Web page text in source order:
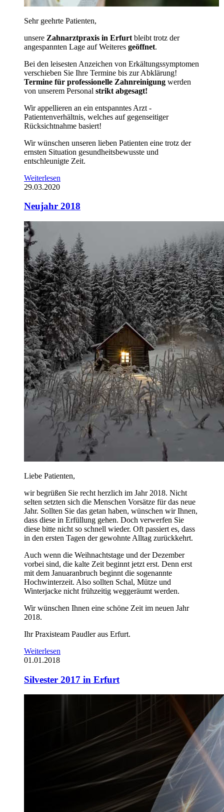
Sehr geehrte Patienten,
unsere Zahnarztpraxis in Erfurt bleibt trotz der
angespannten Lage auf Weiteres geöffnet.
Bei den leisesten Anzeichen von Erkältungssymptomen
verschieben Sie Ihre Termine bis zur Abklärung!
Termine für professionelle Zahnreinigung werden
von unserem Personal strikt abgesagt!
Wir appellieren an ein entspanntes Arzt -
Patientenverhältnis, welches auf gegenseitiger
Rücksichtnahme basiert!
Wir wünschen unseren lieben Patienten eine trotz der
ernsten Situation gesundheitsbewusste und
entschleunigte Zeit.
Weiterlesen
29.03.2020
Neujahr 2018
Liebe Patienten,
wir begrüßen Sie recht herzlich im Jahr 2018. Nicht
selten setzten sich die Menschen Vorsätze für das neue
Jahr. Sollten Sie das getan haben, wünschen wir Ihnen,
dass diese in Erfüllung gehen. Doch verwerfen Sie
diese bitte nicht so schnell wieder. Oft passiert es, dass
in den ersten Tagen der gewohnte Alltag zurückkehrt.
Auch wenn die Weihnachtstage und der Dezember
vorbei sind, die kalte Zeit beginnt jetzt erst. Denn erst
mit dem Januaranbruch beginnt die sogenannte
Hochwinterzeit. Also sollten Schal, Mütze und
Winterjacke nicht frühzeitig weggeräumt werden.
Wir wünschen Ihnen eine schöne Zeit im neuen Jahr
2018.
Ihr Praxisteam Paudler aus Erfurt.
Weiterlesen
01.01.2018
Silvester 2017 in Erfurt